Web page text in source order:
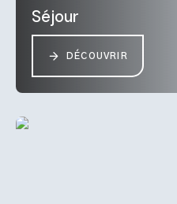
Séjour
DÉCOUVRIR